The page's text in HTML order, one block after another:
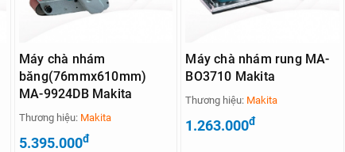
Máy chà nhám
băng(76mmx610mm)
MA-9924DB Makita
Thương hiệu: Makita
5.395.000đ
Máy chà nhám rung MA-
BO3710 Makita
Thương hiệu: Makita
1.263.000đ